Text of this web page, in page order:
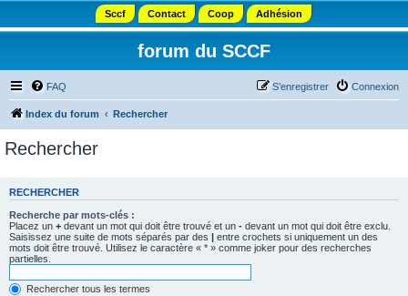
Sccf Contact Coop Adhésion
forum du SCCF
FAQ Connexion
S’enregistrer
Index du forum Rechercher
Rechercher
RECHERCHER
Recherche par mots-clés :
Placez un + devant un mot qui doit être trouvé et un - devant un mot qui doit être exclu.
Saisissez une suite de mots séparés par des | entre crochets si uniquement un des
mots doit être trouvé. Utilisez le caractère « * » comme joker pour des recherches
partielles.
Rechercher tous les termes